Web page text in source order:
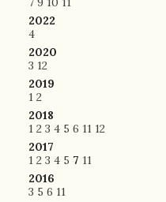
2022
4
2020
3 12
2019
1 2
2018
1 2 3 4 5 6 11 12
2017
1 2 3 4 5 7 11
2016
3 5 6 11